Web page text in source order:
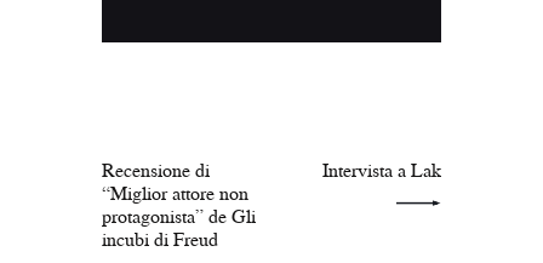
Recensione di
“Miglior attore non
protagonista” de Gli
incubi di Freud
Intervista a Lak